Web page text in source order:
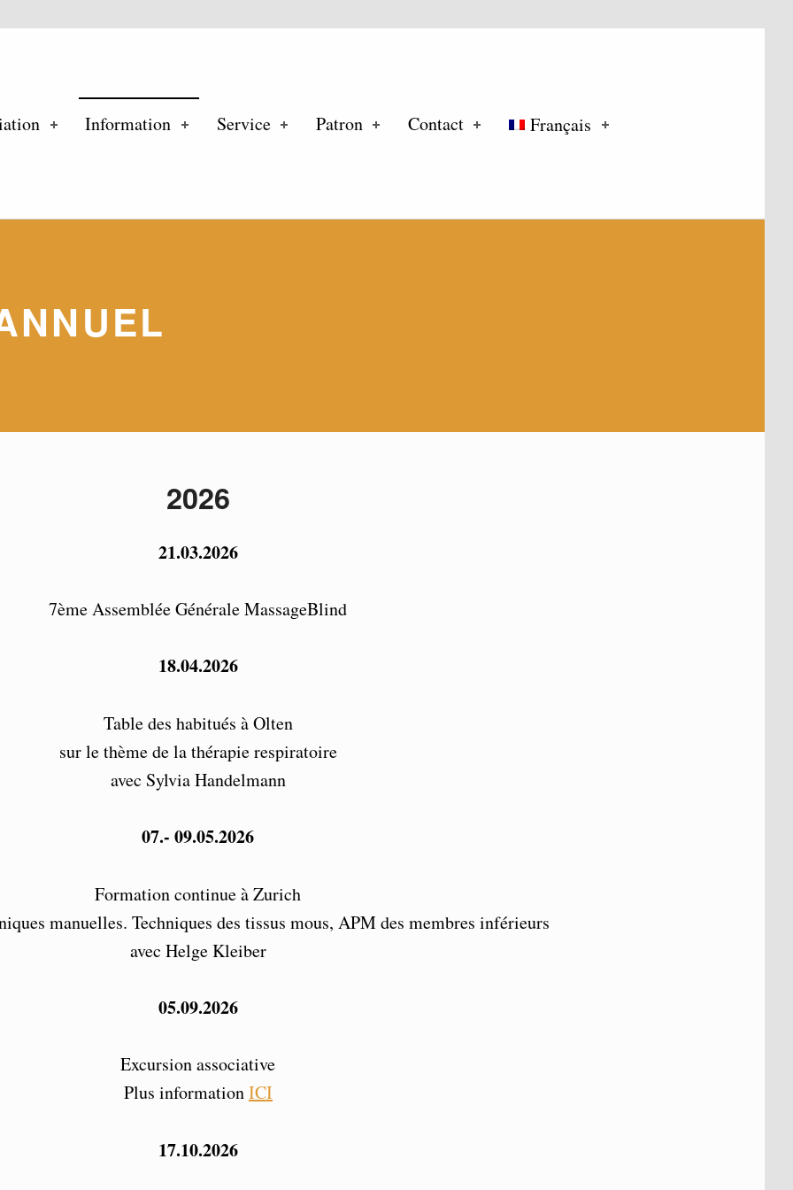
Information Service Patron Contact Français
2026
21.03.2026
7ème Assemblée Générale MassageBlind
18.04.2026
Table des habitués à Olten
sur le thème de la thérapie respiratoire
avec Sylvia Handelmann
07.- 09.05.2026
Formation continue à Zurich
manuelles. Techniques des tissus mous, APM des membres inférieurs
avec Helge Kleiber
05.09.2026
Excursion associative
Plus informationICI
17.10.2026